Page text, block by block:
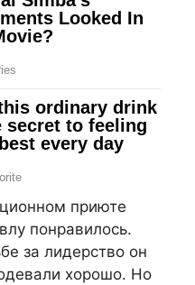
приюте
понравилось.
за лидерство он
хорошо. Но